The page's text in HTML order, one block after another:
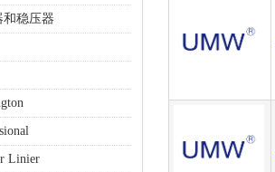
和稳压器
Linier